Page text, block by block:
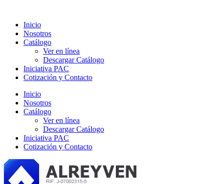
Inicio
Nosotros
Catálogo
Ver en línea
Descargar Catálogo
Iniciativa PAC
Cotización y Contacto
Inicio
Nosotros
Catálogo
Ver en línea
Descargar Catálogo
Iniciativa PAC
Cotización y Contacto